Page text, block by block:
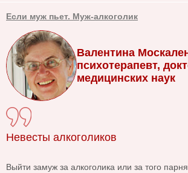
Если муж пьет. Муж-алкоголик
Валентина
психотерапевт,
медицинских наук
Невесты алкоголиков
Выйти замуж за алкоголика или за того